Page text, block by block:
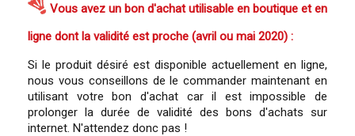
Vous avez un bon d'achat utilisable en boutique et en
ligne dont la validité est proche (avril ou mai 2020) :
Si le produit désiré est disponible actuellement en ligne,
nous vous conseillons de le commander maintenant en
utilisant votre bon d'achat car il est impossible de
prolonger la durée de validité des bons d'achats sur
internet. N'attendez donc pas !